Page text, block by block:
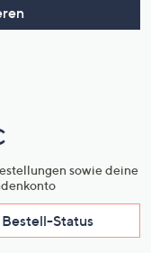
sowie deine
Bestell-Status